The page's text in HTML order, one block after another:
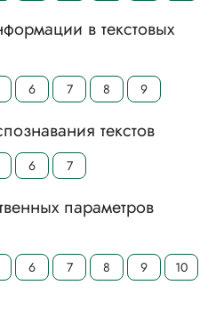
в текстовых
6 7 8 9
текстов
6 7
параметров
6 7 8 9 10